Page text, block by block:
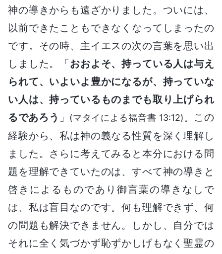
神の導きからも遠ざかりました。ついには、
以前できたこともできなくなってしまったの
です。その時、主イエスの次の言葉を思い出
しました。「おおよそ、持っている人は与え
られて、いよいよ豊かになるが、持っていな
い人は、持っているものまでも取り上げられ
るであろう 」 (マタイによる福音書 13:12)。この
経験から、私は神の義なる性質を深く理解し
ました。さらに考えてみると本分における問
題を理解できていたのは、すべて神の導きと
啓きによるものであり御言葉の導きなしで
は、私は盲目なのです。何も理解できず、何
の問題も解決できません。しかし、自分では
それに全く気づかず恥ずかしげもなく聖霊の